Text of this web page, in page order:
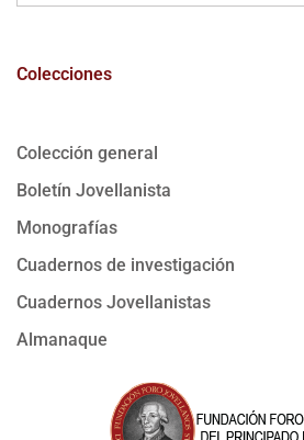
Colecciones
Colección general
Boletín Jovellanista
Monografías
Cuadernos de investigación
Cuadernos Jovellanistas
Almanaque